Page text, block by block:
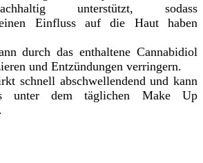
unterstützt, sodass
Einfluss auf die Haut haben
durch das enthaltene Cannabidiol
und Entzündungen verringern.
schnell abschwellendend und kann
unter dem täglichen Make Up